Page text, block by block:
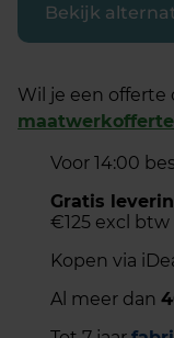
Bekijk
Wil je een offerte
Voor 14:00
Gratis
€125 excl btw
Kopen via
Al meer dan